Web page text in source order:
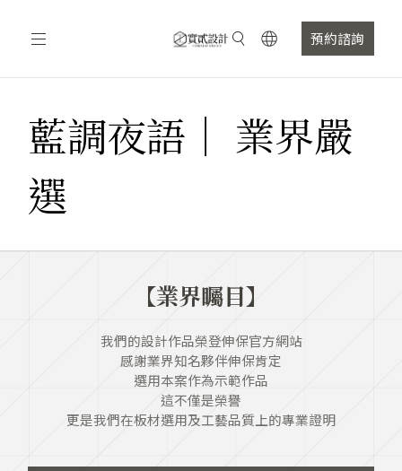
預約諮詢
藍調夜語｜ 業界嚴
選
【業界矚目】
我們的設計作品榮登伸保官方網站
感謝業界知名夥伴伸保肯定
選用本案作為示範作品
這不僅是榮譽
更是我們在板材選用及工藝品質上的專業證明